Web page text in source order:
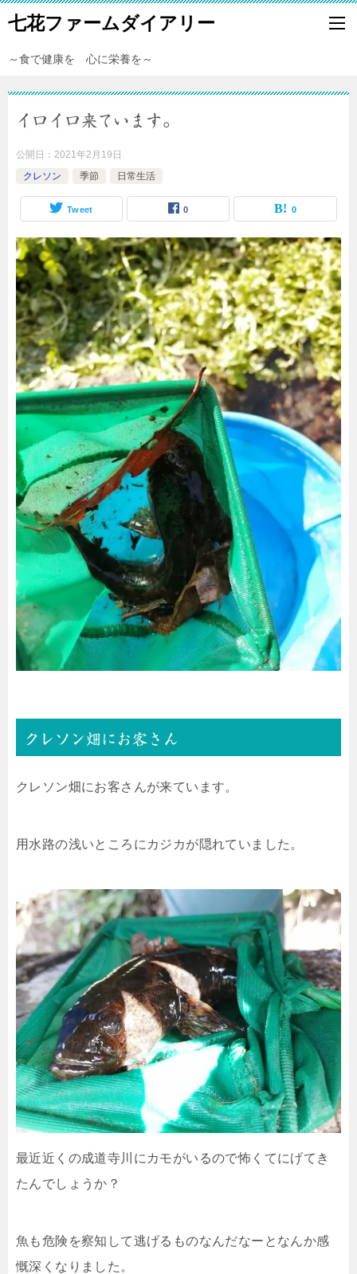
七花ファームダイアリー
～食で健康を 心に栄養を～
イロイロ来ています。
公開日： 2021年2月19日
クレソン
季節 日常生活
Tweet 0 0
クレソン畑にお客さん
クレソン畑にお客さんが来ています。
用水路の浅いところにカジカが隠れていました。
最近近くの成道寺川にカモがいるので怖くてにげてき
たんでしょうか？
魚も危険を察知して逃げるものなんだなーとなんか感
慨深くなりました。